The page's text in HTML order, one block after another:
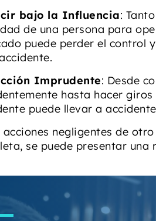
bajo la Influencia:
de una persona para
puede perder el control
Imprudente: Desde
hasta hacer
puede llevar a
acciones negligentes de
se puede presentar una